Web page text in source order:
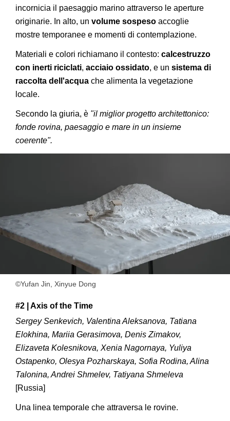
incornicia il paesaggio marino attraverso le aperture
originarie. In alto, un volume sospeso accoglie
mostre temporanee e momenti di contemplazione.
Materiali e colori richiamano il contesto: calcestruzzo
con inerti riciclati, acciaio ossidato, e un sistema di
raccolta dell'acqua che alimenta la vegetazione
locale.
Secondo la giuria, è "il miglior progetto architettonico:
fonde rovina, paesaggio e mare in un insieme
coerente".
©Yufan Jin, Xinyue Dong
#2 | Axis of the Time
Sergey Senkevich, Valentina Aleksanova, Tatiana
Elokhina, Mariia Gerasimova, Denis Zimakov,
Elizaveta Kolesnikova, Xenia Nagornaya, Yuliya
Ostapenko, Olesya Pozharskaya, Sofia Rodina, Alina
Talonina, Andrei Shmelev, Tatiyana Shmeleva
[Russia]
Una linea temporale che attraversa le rovine.